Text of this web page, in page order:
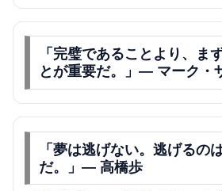
「完璧であることより、ま
とが重要だ。」— マーク・
「夢は逃げない。逃げるの
だ。」— 高橋歩